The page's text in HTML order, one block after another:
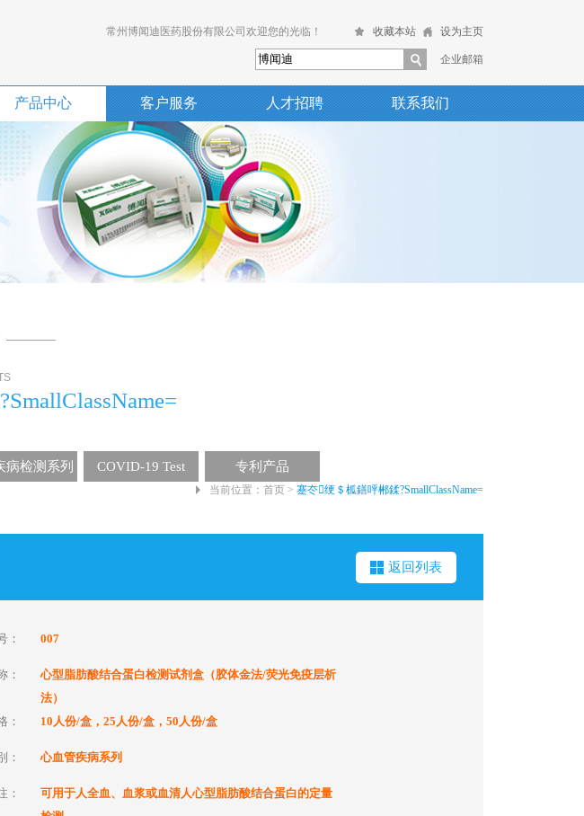
常州博闻迪医药股份有限公司欢迎您的光临！ 收藏本站 设为主页
企业邮箱
产品中心 客户服务 人才招聘 联系我们
病检测系列 COVID-19 Test 专利产品
当前位置： 首页 > 蹇冭绠＄柧鐥呯郴鍒?SmallClassName=
返回列表
： 007
：
心型脂肪酸结合蛋白检测试剂盒（胶体金法/荧光免疫层析
法）
10人份/盒，25人份/盒，50人份/盒
： 心血管疾病系列
：
可用于人全血、血浆或血清人心型脂肪酸结合蛋白的定量